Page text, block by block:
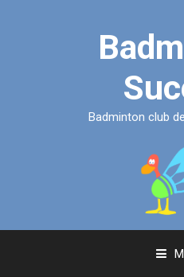
Badminton club